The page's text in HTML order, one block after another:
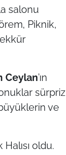
salonu
Piknik,
Ceylan’ın
sürpriz
ve
oldu.